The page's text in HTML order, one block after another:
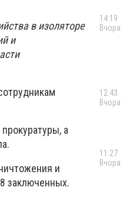
в изоляторе
и
а
и
заключенных.
14:19
Вчора
12:43
Вчора
11:27
Вчора